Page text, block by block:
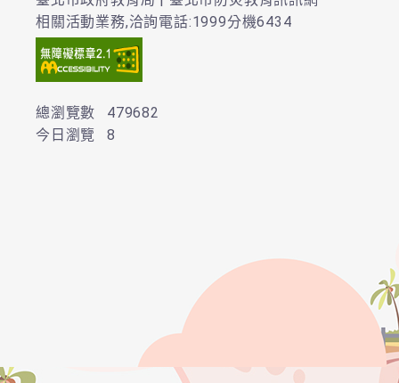
相關活動業務,洽詢電話:1999分機6434
總瀏覽數
479682
今日瀏覽
8